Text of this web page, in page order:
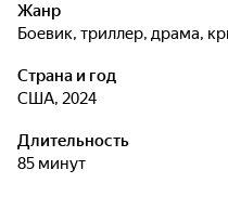
Жанр
боевик, триллер, драма,
Страна и год
США, 2024
Длительность
85 минут